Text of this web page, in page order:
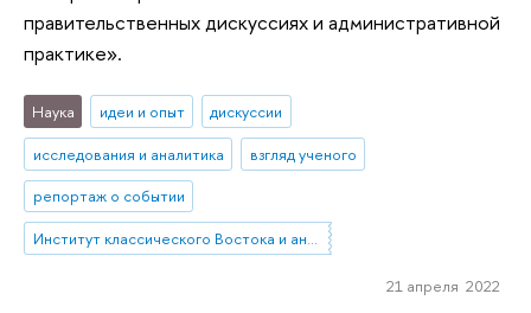
правительственных дискуссиях и административной
практике».
Наука идеи и опыт
дискуссии
исследования и аналитика
взгляд ученого
репортаж о событии
Институт классического Востока и античности
21 апреля 2022